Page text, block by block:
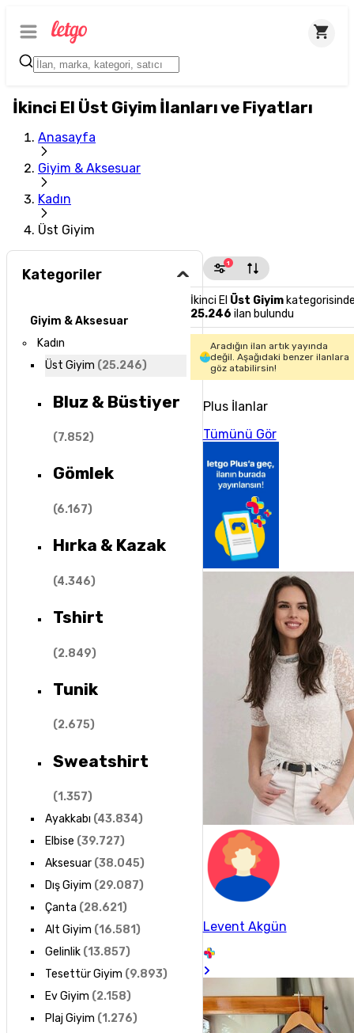
İkinci El Üst Giyim İlanları ve Fiyatları
Anasayfa
Giyim & Aksesuar
Kadın
Üst Giyim
Kategoriler
Giyim & Aksesuar
Kadın
Üst Giyim (25.246)
Bluz & Büstiyer
(7.852)
Gömlek
(6.167)
Hırka & Kazak
(4.346)
Tshirt
(2.849)
Tunik
(2.675)
Sweatshirt
(1.357)
Ayakkabı (43.834)
Elbise (39.727)
Aksesuar(38.045)
Dış Giyim (29.087)
Çanta (28.621)
Alt Giyim (16.581)
Gelinlik(13.857)
Tesettür Giyim (9.893)
Ev Giyim (2.158)
Plaj Giyim (1.276)
1
İkinci El Üst Giyim
25.246 ilan bulundu
Aradığın ilan artık yayında
değil. Aşağıdaki benzer ilanlara
göz atabilirsin!
Plus İlanlar
Tümünü Gör
Levent Akgün